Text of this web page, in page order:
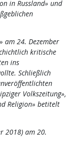
in Russland» und
am 24. Dezember
kritische
ins
Schließlich
Volkszeitung»,
Religion» betitelt
2018) am 20.